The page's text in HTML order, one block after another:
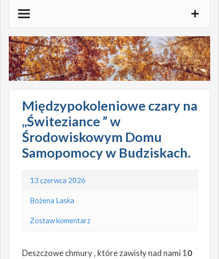
treści
Międzypokoleniowe czary na
,,Świteziance ” w
Środowiskowym Domu
Samopomocy w Budziskach.
13 czerwca 2026
Bożena Laska
Zostaw komentarz
Deszczowe chmury , które zawisły nad nami 10